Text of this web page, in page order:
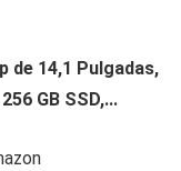
de 14,1 Pulgadas,
GB SSD,...